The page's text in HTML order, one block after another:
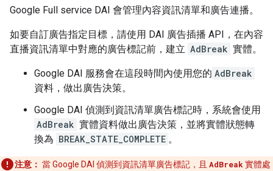
Google Full service DAI 會管理內容資訊清單和廣告連播。
如要自訂廣告指定目標，請使用 DAI 廣告插播 API，在內容
直播資訊清單中對應的廣告標記前，建立 AdBreak 實體。
Google DAI 服務會在這段時間內使用您的 AdBreak
資料，做出廣告決策。
Google DAI 偵測到資訊清單廣告標記時，系統會使用
AdBreak 實體資料做出廣告決策，並將實體狀態轉
換為 BREAK_STATE_COMPLETE 。
注意： 當 Google DAI 偵測到資訊清單廣告標記，且 AdBreak 實體處